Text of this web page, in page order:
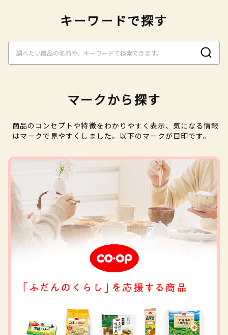
キーワードで探す
マークから探す
商品のコンセプトや特徴をわかりやすく表示、気になる情報
はマークで見やすくしました。以下のマークが目印です。